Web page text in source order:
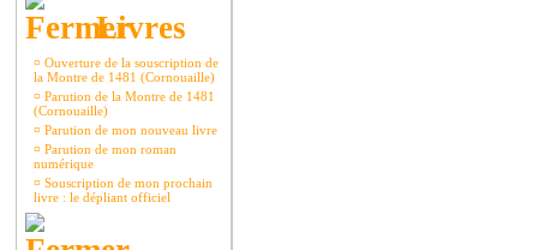
Livres
¤ Ouverture de la souscription de
la Montre de 1481 (Cornouaille)
¤ Parution de la Montre de 1481
(Cornouaille)
¤ Parution de mon nouveau livre
¤ Parution de mon roman
numérique
¤ Souscription de mon prochain
livre : le dépliant officiel